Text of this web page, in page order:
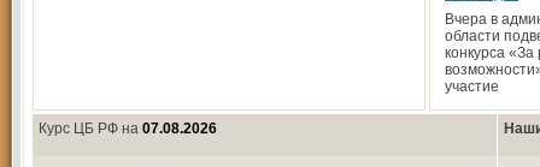
Вчера в
области
конкурса
участие
Курс ЦБ РФ на 07.08.2026